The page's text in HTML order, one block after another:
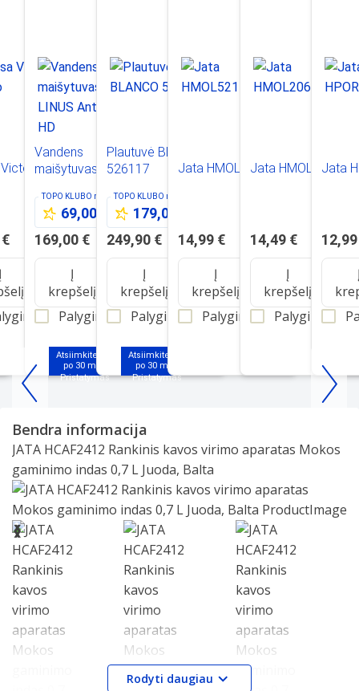
Vandens
maišytuvas KITI
TOPO KLUBO nariams
69,00 €
169,00 €
Atsiimkite jau
po 30 min.
Į
krepšelį
Palyginti
Plautuvė BLANCO
526117
TOPO KLUBO nariams
179,00 €
249,90 €
Atsiimkite jau
po 30 min.
Į
krepšelį
Palyginti
Jata HMOL5215
14,99 €
Į
krepšelį
Palyginti
Jata HMOL2065
14,49 €
Į
krepšelį
Palyginti
Jata
Item
25
Bendra informacija
JATA HCAF2412 Rankinis kavos virimo aparatas Mokos
gaminimo indas 0,7 L Juoda, Balta
Slide 1 of 6
❮
❯
Rodyti daugiau